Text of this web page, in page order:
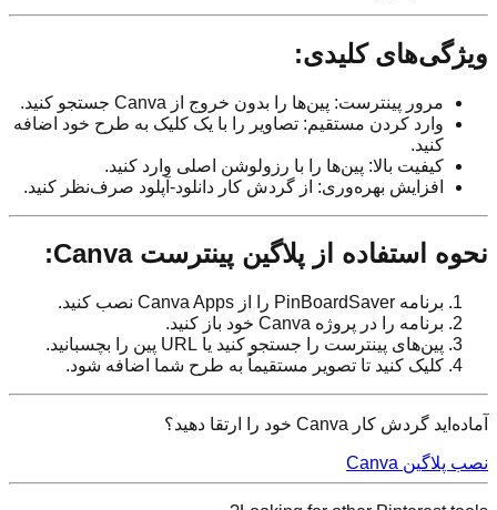
ویژگی‌های کلیدی:
مرور پینترست: پین‌ها را بدون خروج از Canva جستجو کنید.
وارد کردن مستقیم: تصاویر را با یک کلیک به طرح خود اضافه
کنید.
کیفیت بالا: پین‌ها را با رزولوشن اصلی وارد کنید.
افزایش بهره‌وری: از گردش کار دانلود-آپلود صرف‌نظر کنید.
نحوه استفاده از پلاگین پینترست Canva:
برنامه PinBoardSaver را از Canva Apps نصب کنید.
برنامه را در پروژه Canva خود باز کنید.
پین‌های پینترست را جستجو کنید یا URL پین را بچسبانید.
کلیک کنید تا تصویر مستقیماً به طرح شما اضافه شود.
آماده‌اید گردش کار Canva خود را ارتقا دهید؟
نصب پلاگین Canva